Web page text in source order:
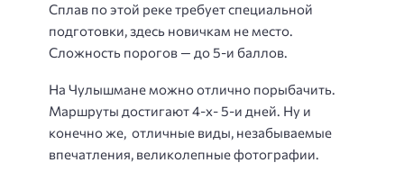
Сплав по этой реке требует специальной
подготовки, здесь новичкам не место.
Сложность порогов — до 5-и баллов.
На Чулышмане можно отлично порыбачить.
Маршруты достигают 4-х- 5-и дней. Ну и
конечно же, отличные виды, незабываемые
впечатления, великолепные фотографии.